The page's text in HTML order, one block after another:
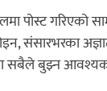
पोस्ट गरिएको
संसारभरका
सबैले बुझ्न